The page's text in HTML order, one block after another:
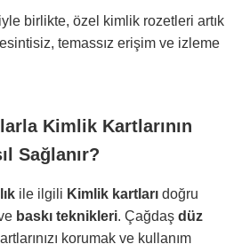
birlikte, özel kimlik rozetleri artık
temassız erişim ve izleme
Kimlik Kartlarının
Sağlanır?
ile ilgili Kimlik kartları doğru
baskı teknikleri. Çağdaş düz
korumak ve kullanım